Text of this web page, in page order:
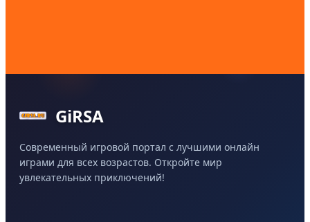
GiRSA
Современный игровой портал с лучшими онлайн
играми для всех возрастов. Откройте мир
увлекательных приключений!